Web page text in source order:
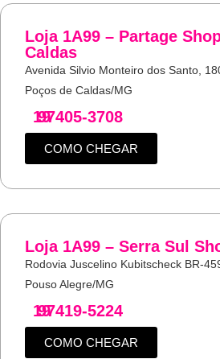
Loja 1A99 – Partage
Caldas
Avenida Silvio Monteiro dos Santo,
Poços de Caldas/MG
19
97405-3708
COMO CHEGAR
Loja 1A99 – Serra Sul
Rodovia Juscelino Kubitscheck BR-
Pouso Alegre/MG
19
97419-5224
COMO CHEGAR